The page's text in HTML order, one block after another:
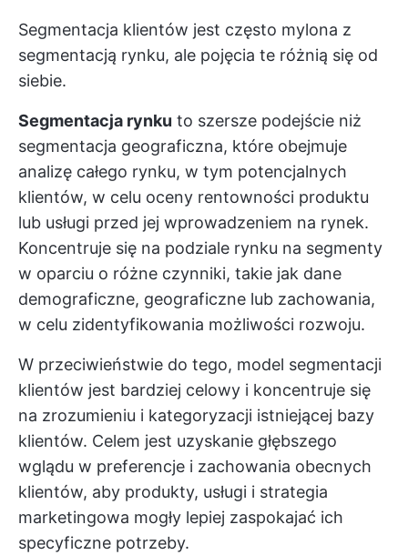
Segmentacja klientów jest często mylona z
segmentacją rynku, ale pojęcia te różnią się od
siebie.
Segmentacja rynku to szersze podejście niż
segmentacja geograficzna, które obejmuje
analizę całego rynku, w tym potencjalnych
klientów, w celu oceny rentowności produktu
lub usługi przed jej wprowadzeniem na rynek.
Koncentruje się na podziale rynku na segmenty
w oparciu o różne czynniki, takie jak dane
demograficzne, geograficzne lub zachowania,
w celu zidentyfikowania możliwości rozwoju.
W przeciwieństwie do tego, model segmentacji
klientów jest bardziej celowy i koncentruje się
na zrozumieniu i kategoryzacji istniejącej bazy
klientów. Celem jest uzyskanie głębszego
wglądu w preferencje i zachowania obecnych
klientów, aby produkty, usługi i strategia
marketingowa mogły lepiej zaspokajać ich
specyficzne potrzeby.